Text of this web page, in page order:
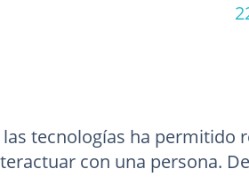
las tecnologías ha
con una persona.